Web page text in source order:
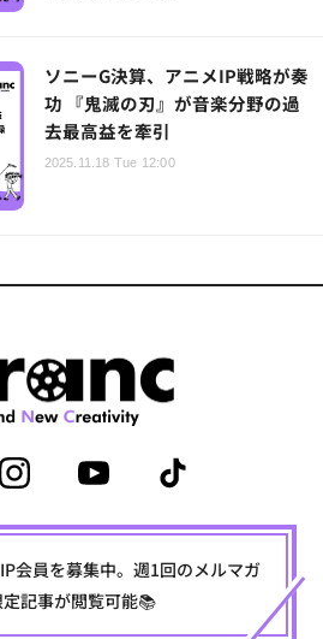
ソニーG決算、アニメIP戦略が奏
功 『鬼滅の刃』が音楽分野の過
去最高益を牽引
2025.11.18 Tue 12:00
会員を募集中。週1回のメルマガ
記事が閲覧可能📚